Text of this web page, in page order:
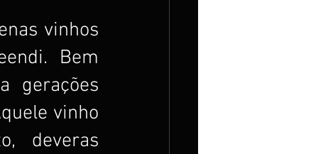
vinhos
Bem
gerações
vinho
deveras